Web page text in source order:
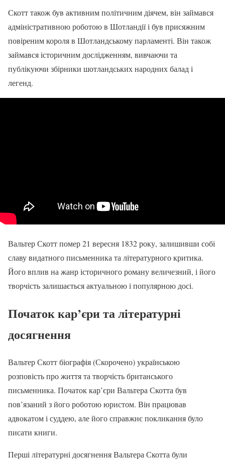
Скотт також був активним політичним діячем, він займався
адміністративною роботою в Шотландії і був присяжним
повіреним короля в Шотландському парламенті. Він також
займався історичним дослідженням, вивчаючи та
публікуючи збірники шотландських народних балад і
легенд.
Вальтер Скотт помер 21 вересня 1832 року, залишивши собі
славу видатного письменника та літературного критика.
Його вплив на жанр історичного роману величезний, і його
творчість залишається актуальною і популярною досі.
Початок кар’єри та літературні
досягнення
Вальтер Скотт біографія (Скорочено) українською
розповість про життя та творчість британського
письменника. Початок кар’єри Вальтера Скотта був
пов’язаний з його роботою юристом. Він працював
адвокатом і суддею, але його справжнє покликання було
писати книги.
Перші літературні досягнення Вальтера Скотта були